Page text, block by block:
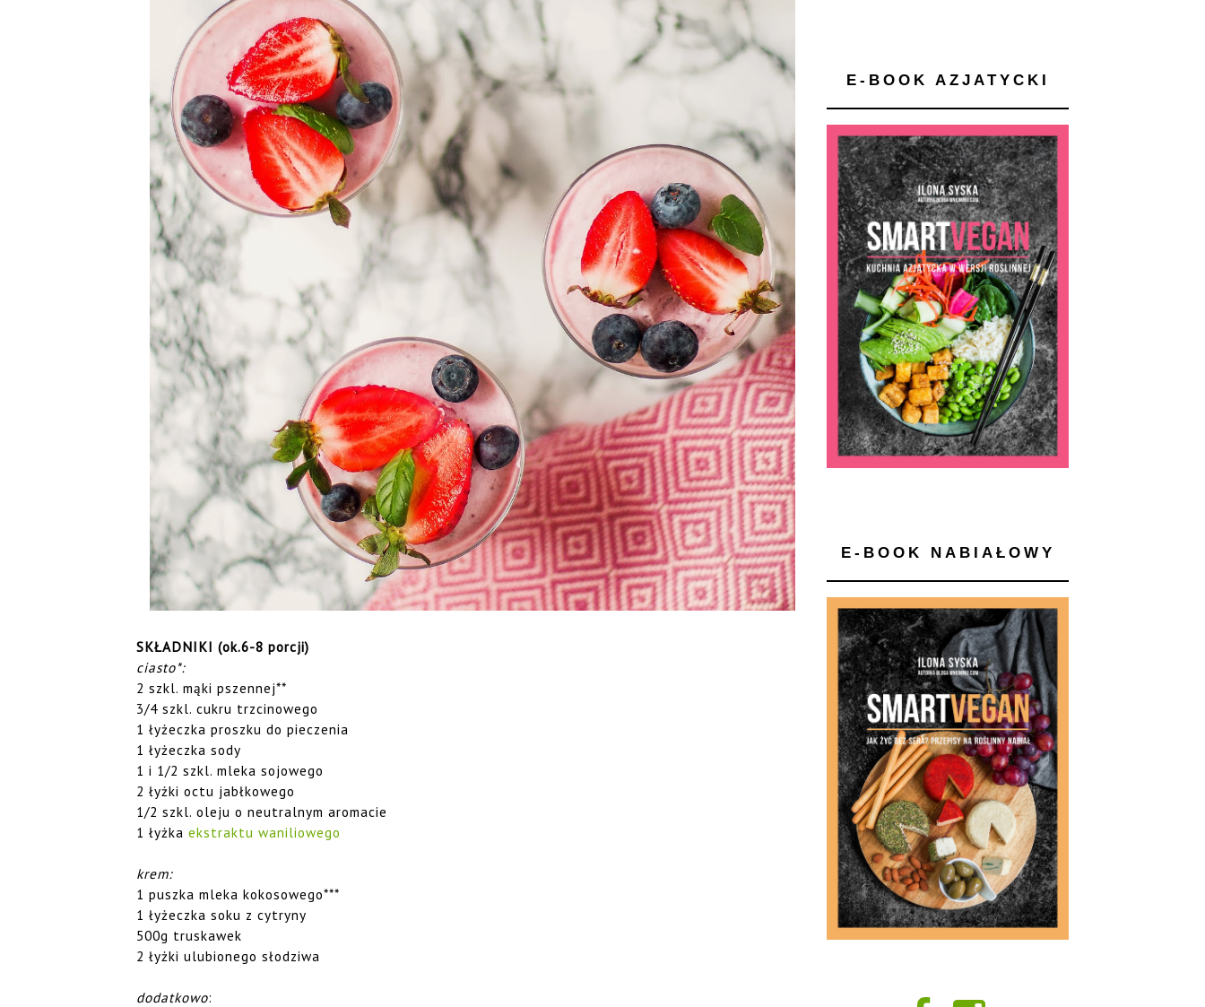
SKŁADNIKI (ok.6-8 porcji)
ciasto*:
2 szkl. mąki pszennej**
3/4 szkl. cukru trzcinowego
1 łyżeczka proszku do pieczenia
1 łyżeczka sody
1 i 1/2 szkl. mleka sojowego
2 łyżki octu jabłkowego
1/2 szkl. oleju o neutralnym aromacie
1 łyżka ekstraktu waniliowego
krem:
1 puszka mleka kokosowego***
1 łyżeczka soku z cytryny
500g truskawek
2 łyżki ulubionego słodziwa
dodatkowo:
E-BOOK AZJATYCKI
E-BOOK NABIAŁOWY